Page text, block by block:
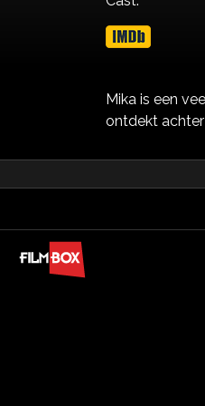
Mika is een
ontdekt achter